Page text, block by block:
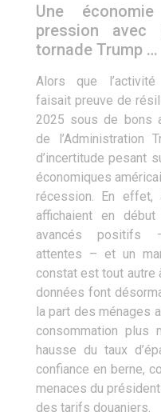
Une
pression
tornade Trump …
Alors que l’activité
faisait preuve de
2025 sous de bons
de l’Administration
d’incertitude pesant
économiques
récession. En effet,
affichaient en début
avancés positifs
attentes – et un
constat est tout autre
données font
la part des ménages
consommation plus
hausse du taux
confiance en berne,
menaces du
des tarifs douaniers.